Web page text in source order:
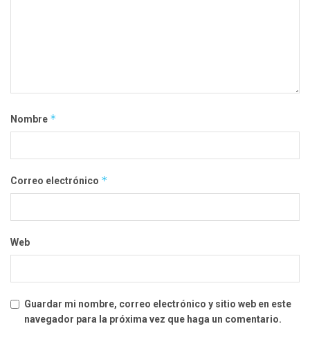
Nombre *
Correo electrónico *
Web
Guardar mi nombre, correo electrónico y sitio web en este
navegador para la próxima vez que haga un comentario.